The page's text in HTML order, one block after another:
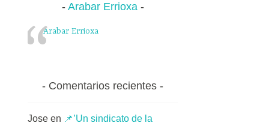
Arabar Errioxa
Arabar Errioxa
Comentarios recientes
Jose en 📌’Un sindicato de la